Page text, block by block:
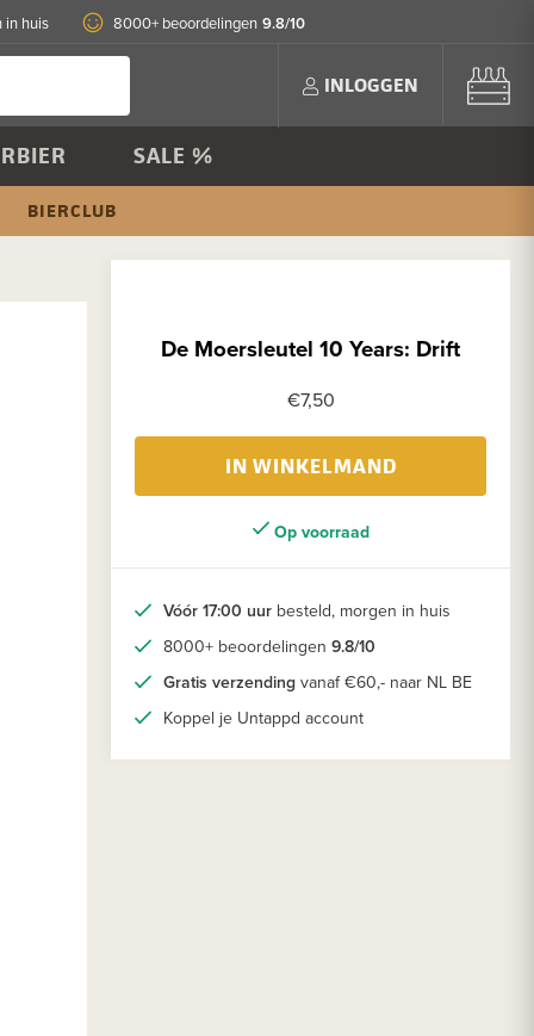
in huis 8000+ beoordelingen 9.8/10
INLOGGEN
SALE %
BIERCLUB
De Moersleutel 10 Years: Drift
€7,50
IN WINKELMAND
Op voorraad
Vóór 17:00 uur besteld, morgen in huis
8000+ beoordelingen 9.8/10
Gratis verzending vanaf €60,- naar NL BE
Koppel je Untappd account